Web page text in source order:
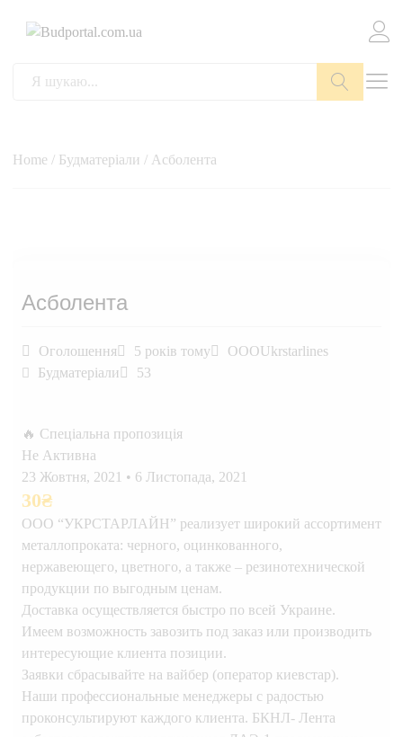
Home / Будматеріали / Асболента
Асболента
Оголошення 5 років тому
OOOUkrstarlines
Будматеріали
53
🔥 Спеціальна пропозиція
Не Активна
23 Жовтня, 2021 • 6 Листопада, 2021
30₴
ООО “УКРСТАРЛАЙН” реализует широкий ассортимент
металлопроката: черного, оцинкованного,
нержавеющего, цветного, а также – резинотехнической
продукции по выгодным ценам.
Доставка осуществляется быстро по всей Украине.
Имеем возможность завозить под заказ или производить
интересующие клиента позиции.
Заявки сбрасывайте на вайбер (оператор киевстар).
Наши профессиональные менеджеры с радостью
проконсультируют каждого клиента. БКНЛ- Лента